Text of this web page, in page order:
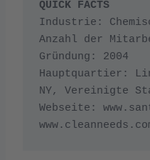
QUICK FACTS
Industrie:
Anzahl der
Gründung: 2004
Hauptquartier:
NY, Vereinigte
Webseite: